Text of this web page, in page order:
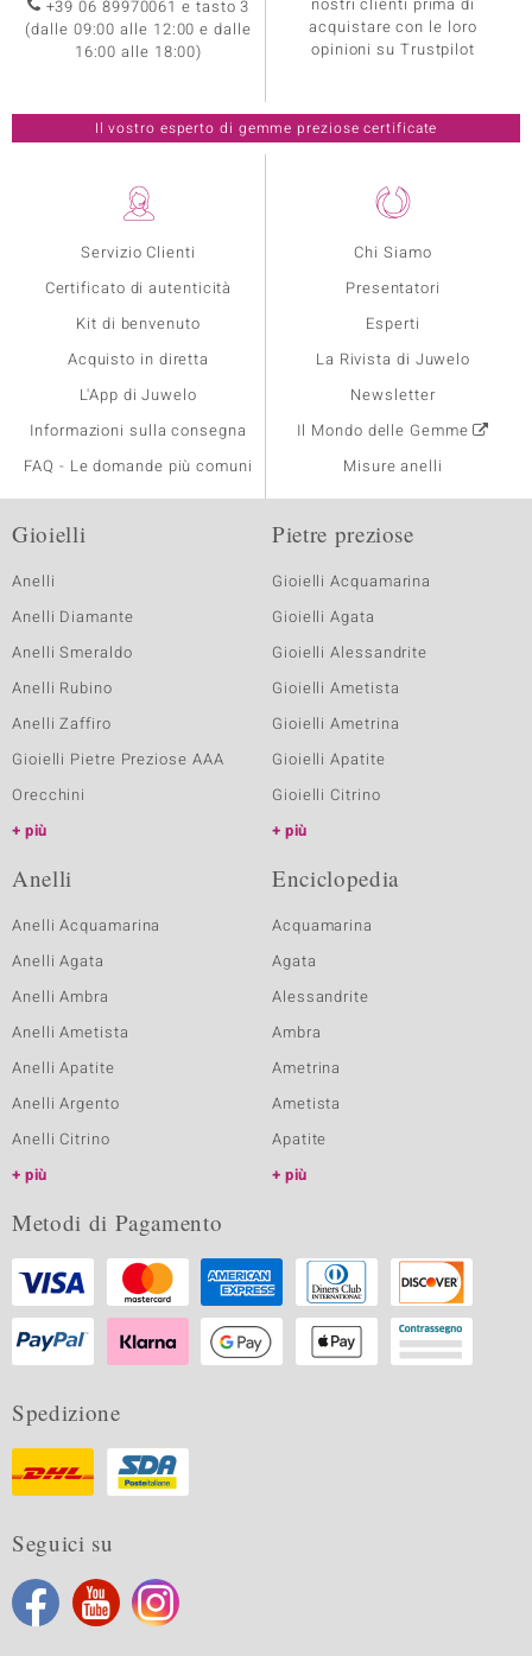
Servizio Clienti
Certificato di autenticità
Kit di benvenuto
Acquisto in diretta
L'App di Juwelo
Informazioni sulla consegna
FAQ - Le domande più comuni
Chi Siamo
Presentatori
Esperti
La Rivista di Juwelo
Newsletter
Il Mondo delle Gemme
Misure anelli
+39 06 89970061 e tasto 3
(dalle 09:00 alle 12:00 e dalle
16:00 alle 18:00)
acquistare con le loro
opinioni su Trustpilot
Il vostro esperto di gemme preziose certificate
Gioielli
Anelli
Anelli Diamante
Anelli Smeraldo
Anelli Rubino
Anelli Zaffiro
Gioielli Pietre Preziose AAA
Orecchini
più
Pietre preziose
Gioielli Acquamarina
Gioielli Agata
Gioielli Alessandrite
Gioielli Ametista
Gioielli Ametrina
Gioielli Apatite
Gioielli Citrino
più
Anelli
Anelli Acquamarina
Anelli Agata
Anelli Ambra
Anelli Ametista
Anelli Apatite
Anelli Argento
Anelli Citrino
più
Enciclopedia
Acquamarina
Agata
Alessandrite
Ambra
Ametrina
Ametista
Apatite
più
Metodi di Pagamento
Spedizione
Seguici su